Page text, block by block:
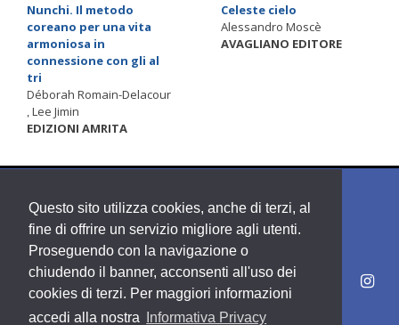
Questo sito utilizza cookies, anche di terzi, al
fine di offrire un servizio migliore agli utenti.
Proseguendo con la navigazione o
chiudendo il banner, acconsenti all'uso dei
cookies di terzi. Per maggiori informazioni
accedi alla nostra
Informativa Privacy
Nunchi. Il metodo
coreano per una vita
armoniosa in
connessione con gli al
tri
Déborah Romain-Delacour
, Lee Jimin
EDIZIONI AMRITA
Celeste cielo
Alessandro Moscè
AVAGLIANO EDITORE